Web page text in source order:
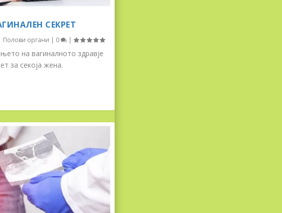
СЕКРЕТ
Полови органи | 0 |
на вагиналното здравје
за секоја жена.